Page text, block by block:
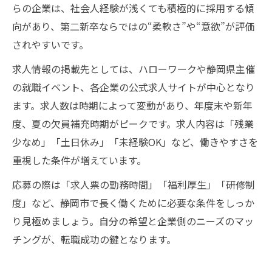
らの企業は、社会人経験が浅くても積極的に採用する傾
向があり、第二新卒ならではの“柔軟さ”や“意欲”が評価
されやすいです。
求人情報の掲載先としては、ハローワークや静岡県主催
の就職イベント、各企業の公式求人サイトが中心となり
ます。求人数は時期によって変動があり、年度末や新年
度、夏の欠員補充時期がピークです。求人内容は「残業
少なめ」「土日休み」「未経験OK」など、働きやすさを
重視した条件が増えています。
応募の際は「求人票の勤務時間」「福利厚生」「研修制
度」など、静岡市で長く働くために必要な条件をしっか
り見極めましょう。自分の希望と企業側のニーズのマッ
チングが、転職成功の鍵となります。